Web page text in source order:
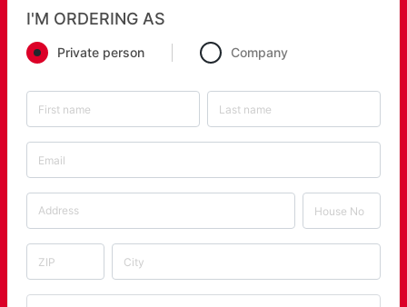
I'M ORDERING AS
Private person Company